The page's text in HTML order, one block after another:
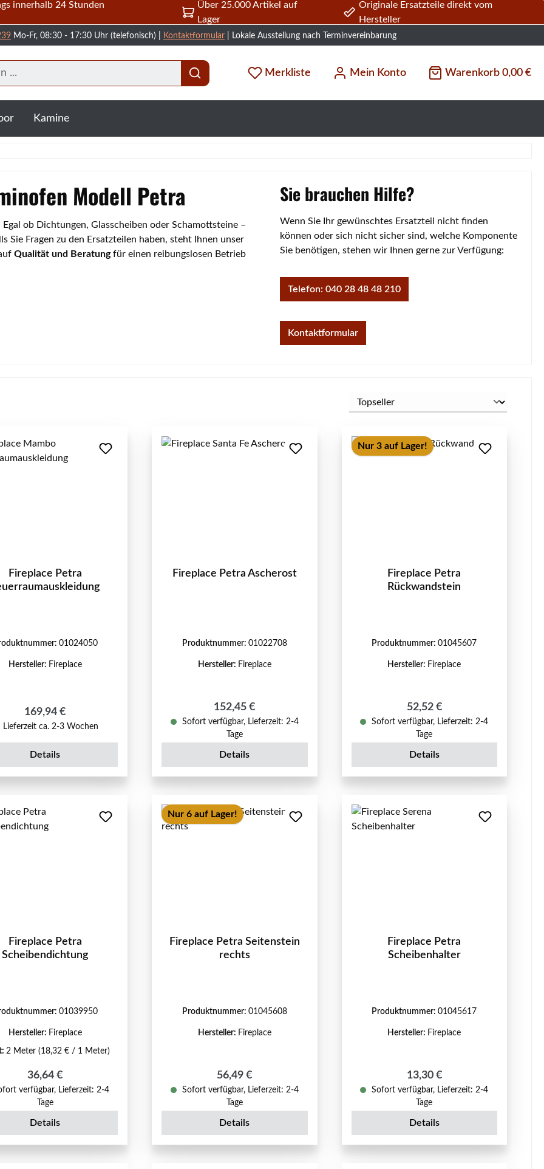
innerhalb 24 Stunden
Über 25.000 Artikel auf
Lager
Originale Ersatzteile direkt vom
Hersteller
Mo-Fr, 08:30 - 17:30 Uhr (telefonisch) | Kontaktformular | Lokale Ausstellung nach Terminvereinbarung
Merkliste Mein Konto Warenkorb 0,00 €
Kamine
Modell Petra
ob Dichtungen, Glasscheiben oder Schamottsteine –
Sie Fragen zu den Ersatzteilen haben, steht Ihnen unser
Qualität und Beratungfür einen reibungslosen Betrieb
Sie brauchen Hilfe?
Wenn Sie Ihr gewünschtes Ersatzteil nicht finden
können oder sich nicht sicher sind, welche Komponente
Sie benötigen, stehen wir Ihnen gerne zur Verfügung:
Telefon: 040 28 48 48 210
Kontaktformular
Fireplace Petra
01024050
Hersteller: Fireplace
Regulärer Preis:
169,94 €
Lieferzeit ca. 2-3 Wochen
Details
Fireplace Petra Ascherost
Produktnummer: 01022708
Hersteller: Fireplace
Regulärer Preis:
152,45 €
Sofort verfügbar, Lieferzeit: 2-4
Tage
Details
Nur 3 auf Lager!
Fireplace Petra
Rückwandstein
Produktnummer:01045607
Hersteller: Fireplace
Regulärer Preis:
52,52 €
Sofort verfügbar, Lieferzeit: 2-4
Tage
Details
Fireplace Petra
Scheibendichtung
01039950
Hersteller: Fireplace
2 Meter (18,32 € / 1 Meter)
Regulärer Preis:
36,64 €
verfügbar, Lieferzeit: 2-4
Tage
Details
Nur 6 auf Lager!
Fireplace Petra Seitenstein
rechts
Produktnummer: 01045608
Hersteller: Fireplace
Regulärer Preis:
56,49 €
Sofort verfügbar, Lieferzeit: 2-4
Tage
Details
Fireplace Petra
Scheibenhalter
Produktnummer:01045617
Hersteller: Fireplace
Regulärer Preis:
13,30 €
Sofort verfügbar, Lieferzeit: 2-4
Tage
Details